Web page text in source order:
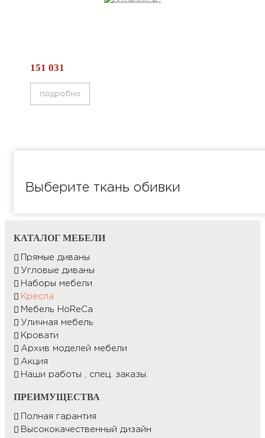
151 031
подробно
Выберите ткань обивки
КАТАЛОГ МЕБЕЛИ
Прямые диваны
Угловые диваны
Наборы мебели
Кресла
Мебель HоRеCа
Уличная мебель
Кровати
Архив моделей мебели
Акция
Наши работы , спец. заказы.
ПРЕИМУЩЕСТВА
Полная гарантия
Высококачественный дизайн